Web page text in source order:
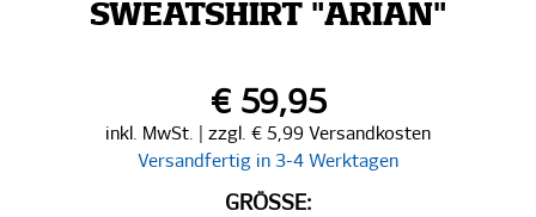
SWEATSHIRT "ARIAN"
€ 59,95
inkl. MwSt. | zzgl. € 5,99 Versandkosten
Versandfertig in 3-4 Werktagen
GRÖSSE: